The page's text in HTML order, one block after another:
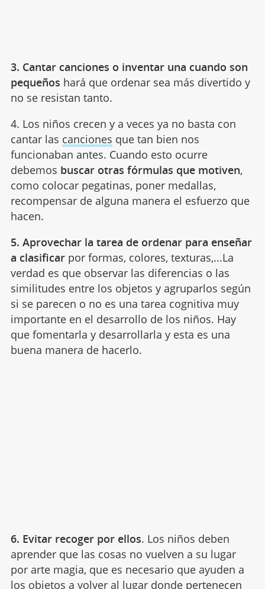
3. Cantar canciones o inventar una cuando son
pequeños hará que ordenar sea más divertido y
no se resistan tanto.
4. Los niños crecen y a veces ya no basta con
cantar las canciones que tan bien nos
funcionaban antes. Cuando esto ocurre
debemos buscar otras fórmulas que motiven,
como colocar pegatinas, poner medallas,
recompensar de alguna manera el esfuerzo que
hacen.
5. Aprovechar la tarea de ordenar para enseñar
a clasificarpor formas, colores, texturas,...La
verdad es que observar las diferencias o las
similitudes entre los objetos y agruparlos según
si se parecen o no es una tarea cognitiva muy
importante en el desarrollo de los niños. Hay
que fomentarla y desarrollarla y esta es una
buena manera de hacerlo.
6. Evitar recoger por ellos. Los niños deben
aprender que las cosas no vuelven a su lugar
por arte magia, que es necesario que ayuden a
los objetos a volver al lugar donde pertenecen